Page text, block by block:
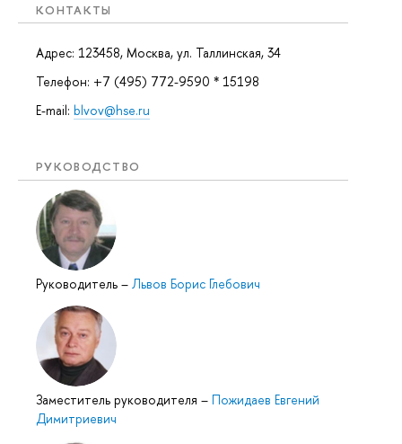
КОНТАКТЫ
Адрес: 123458, Москва, ул. Таллинская, 34
Телефон: +7 (495) 772-9590 * 15198
E-mail: blvov@hse.ru
РУКОВОДСТВО
Руководитель – Львов Борис Глебович
Заместитель руководителя – Пожидаев Евгений
Димитриевич